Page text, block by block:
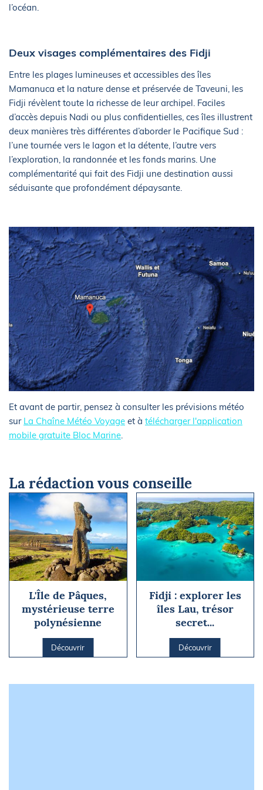
l’océan.
Deux visages complémentaires des Fidji
Entre les plages lumineuses et accessibles des îles
Mamanuca et la nature dense et préservée de Taveuni, les
Fidji révèlent toute la richesse de leur archipel. Faciles
d’accès depuis Nadi ou plus confidentielles, ces îles illustrent
deux manières très différentes d’aborder le Pacifique Sud :
l’une tournée vers le lagon et la détente, l’autre vers
l’exploration, la randonnée et les fonds marins. Une
complémentarité qui fait des Fidji une destination aussi
séduisante que profondément dépaysante.
Et avant de partir, pensez à consulter les prévisions météo
sur La Chaîne Météo Voyage et à télécharger l'application
mobile gratuite Bloc Marine
La rédaction vous conseille
L'Île de Pâques,
mystérieuse terre
polynésienne
Découvrir
Fidji : explorer les
îles Lau, trésor
secret...
Découvrir